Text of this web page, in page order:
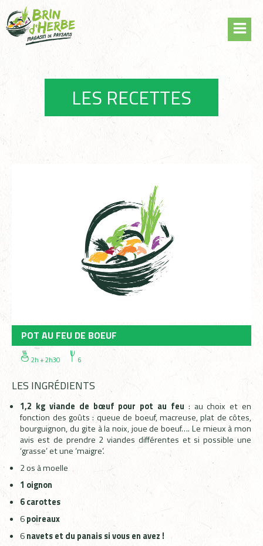
to
content
LES RECETTES
POT AU FEU DE BOEUF
2h + 2h30 6
LES INGRÉDIENTS
1,2 kg viande de bœuf pour pot au feu : au choix et en
fonction des goûts : queue de boeuf, macreuse, plat de côtes,
bourguignon, du gite à la noix, joue de boeuf…. Le mieux à mon
avis est de prendre 2 viandes différentes et si possible une
‘grasse’ et une ‘maigre’.
2 os à moelle
1 oignon
6 carottes
6poireaux
6navets et du panais si vous en avez !